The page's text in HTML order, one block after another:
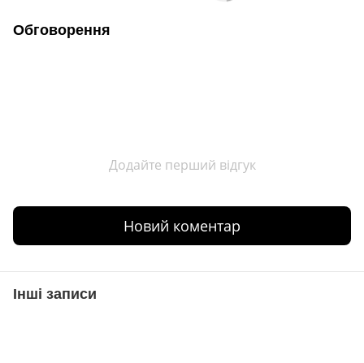
Обговорення
Додайте перший відгук
Новий коментар
Інші записи